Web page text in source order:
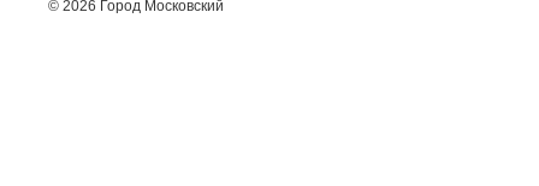
© 2026 Город Московский